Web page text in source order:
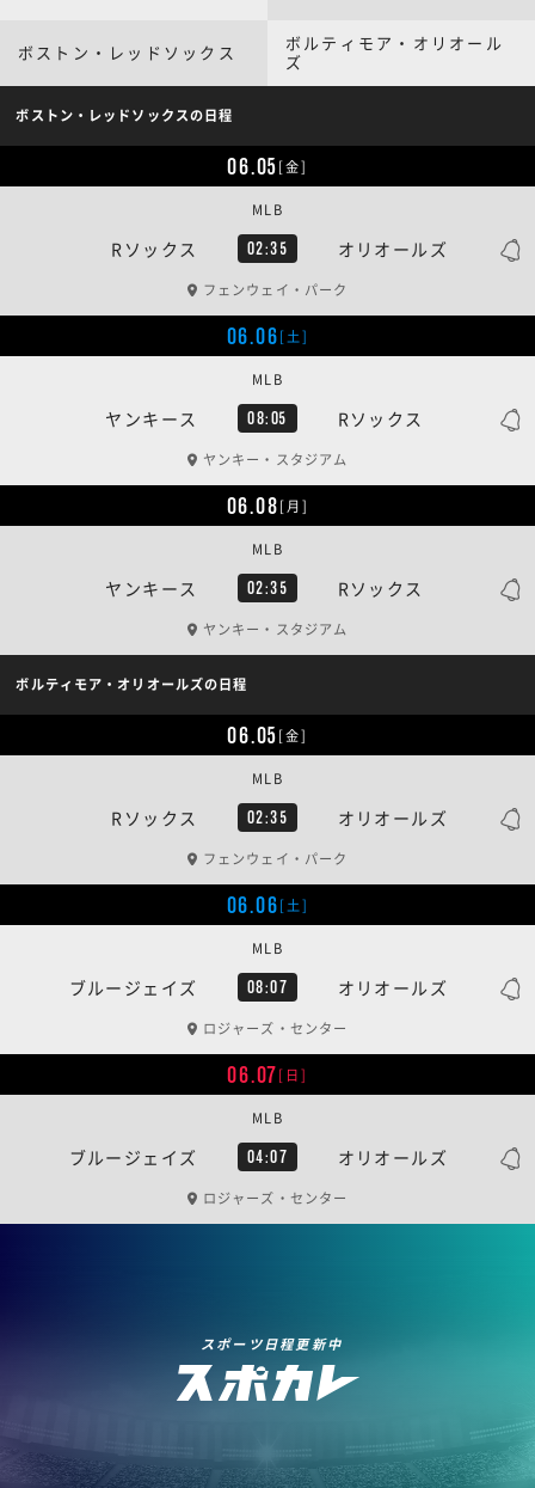
ボストン・レッドソックス
ボルティモア・オリオール
ズ
ボストン・レッドソックスの日程
06.05[金]
Rソックス 02:35 オリオールズ
MLB
フェンウェイ・パーク
06.06[土]
ヤンキース 08:05 Rソックス
MLB
ヤンキー・スタジアム
06.08[月]
ヤンキース 02:35 Rソックス
MLB
ヤンキー・スタジアム
ボルティモア・オリオールズの日程
06.05[金]
Rソックス 02:35 オリオールズ
MLB
フェンウェイ・パーク
06.06[土]
ブルージェイズ 08:07 オリオールズ
MLB
ロジャーズ・センター
06.07[日]
ブルージェイズ 04:07 オリオールズ
MLB
ロジャーズ・センター
スポーツ日程更新中